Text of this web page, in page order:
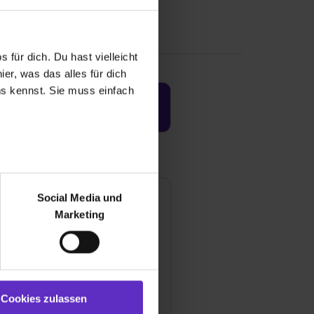
für dich. Du hast vielleicht
was das alles für dich
kennst. Sie muss einfach
bei Benutzung der
zu analysieren
soziale Medien, Werbung
Marketing“). Unsere
bereitgestellt hast oder die
auch damit
und hierfür
Social Media und
Marketing
Cookies zulassen